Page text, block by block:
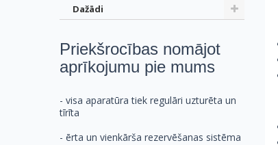
Dažādi
Priekšrocības nomājot
aprīkojumu pie mums
- visa aparatūra tiek regulāri uzturēta un
tīrīta
- ērta un vienkārša rezervēšanas sistēma